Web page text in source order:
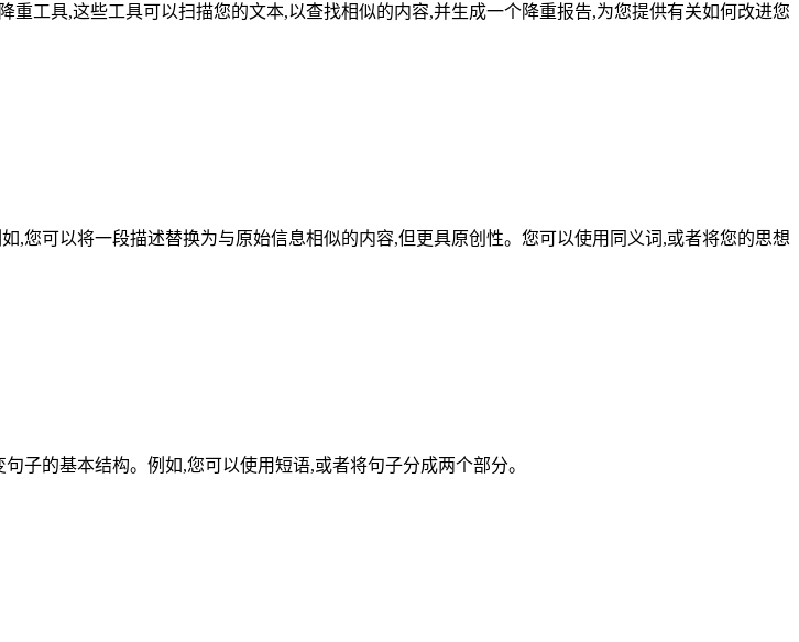
工具,这些工具可以扫描您的文本,以查找相似的内容,并生成一个降重报告,为您提供有关如何改进您
您可以将一段描述替换为与原始信息相似的内容,但更具原创性。您可以使用同义词,或者将您的思想
子的基本结构。例如,您可以使用短语,或者将句子分成两个部分。